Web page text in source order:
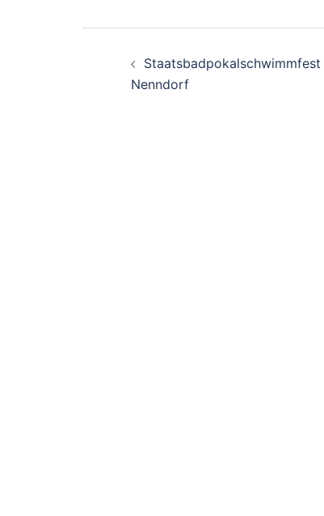
Staatsbadpokalschwimmfest
Nenndorf